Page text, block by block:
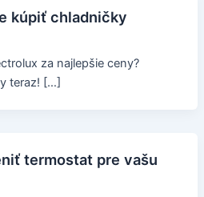
kúpiť chladničky
za najlepšie ceny?
teraz! […]
termostat pre vašu